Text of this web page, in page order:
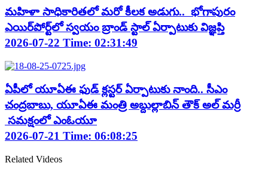
మ‌హిళా సాధికారిత‌లో మ‌రో కీల‌క అడుగు.. భోగాపురం
ఎయిర్‌పోర్ట్‌లో స్వ‌యం బ్రాండ్ స్టాల్ ఏర్పాటుకు విజ్ఞ‌ప్తి
2026-07-22 Time: 02:31:49
ఏపీలో యూఏఈ ఫుడ్ క్లస్టర్ ఏర్పాటుకు నాంది.. సీఎం
చంద్రబాబు, యూఏఈ మంత్రి అబ్దుల్లాబిన్ తౌక్ అల్ మర్రీ
సమక్షంలో ఎంఓయూ
2026-07-21 Time: 06:08:25
Related Videos